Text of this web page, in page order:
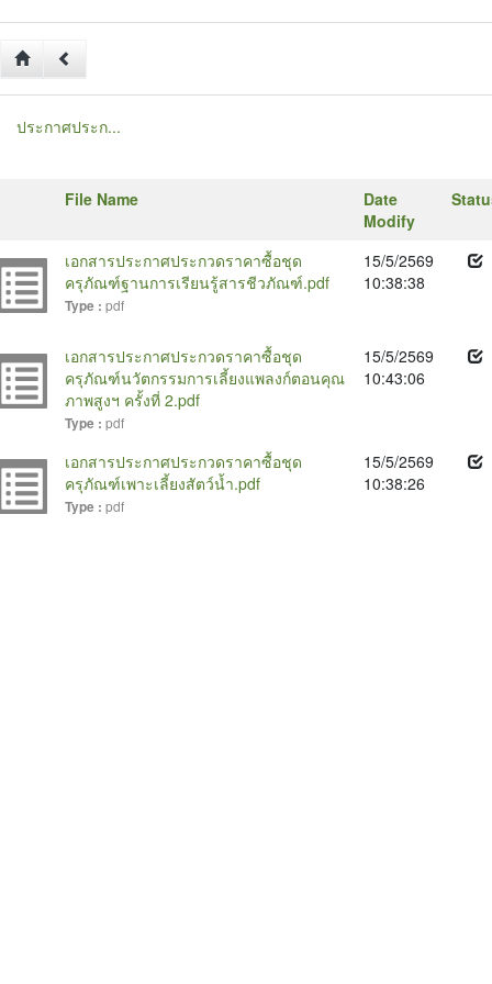
ประกาศประก...
File Name
Date
Modify
เอกสารประกาศประกวดราคาซื้อชุด
ครุภัณฑ์ฐานการเรียนรู้สารชีวภัณฑ์.pdf
Type : pdf
15/5/2569
10:38:38
เอกสารประกาศประกวดราคาซื้อชุด
ครุภัณฑ์นวัตกรรมการเลี้ยงแพลงก์ตอนคุณ
ภาพสูงฯ ครั้งที่ 2.pdf
Type : pdf
15/5/2569
10:43:06
เอกสารประกาศประกวดราคาซื้อชุด
ครุภัณฑ์เพาะเลี้ยงสัตว์น้ำ.pdf
Type : pdf
15/5/2569
10:38:26